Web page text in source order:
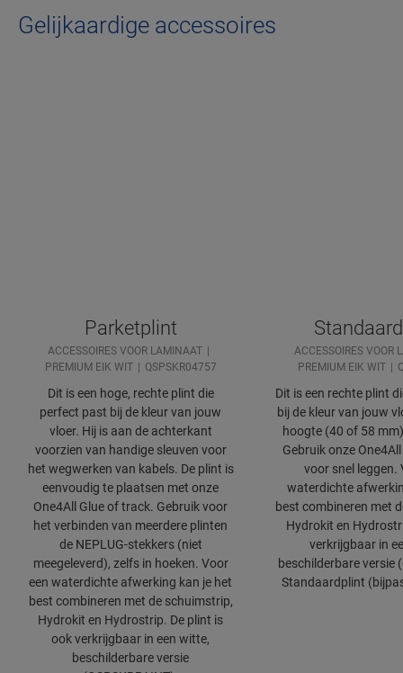
Gelijkaardige accessoires
Parketplint
ACCESSOIRES VOOR LAMINAAT
PREMIUM EIK WIT
QSPSKR04757
Dit is een hoge, rechte plint die
perfect past bij de kleur van jouw
vloer. Hij is aan de achterkant
voorzien van handige sleuven voor
het wegwerken van kabels. De plint is
eenvoudig te plaatsen met onze
One4All Glue of track. Gebruik voor
het verbinden van meerdere plinten
de NEPLUG-stekkers (niet
meegeleverd), zelfs in hoeken. Voor
een waterdichte afwerking kan je het
best combineren met de schuimstrip,
Hydrokit en Hydrostrip. De plint is
ook verkrijgbaar in een witte,
beschilderbare versie
ACCESSOIRES VOOR
PREMIUM EIK WIT
Dit is een rechte plint
bij de kleur van jouw
hoogte (40 of 58
Gebruik onze
voor snel leggen.
waterdichte
best combineren met
Hydrokit en
verkrijgbaar in
beschilderbare versie
Standaardplint